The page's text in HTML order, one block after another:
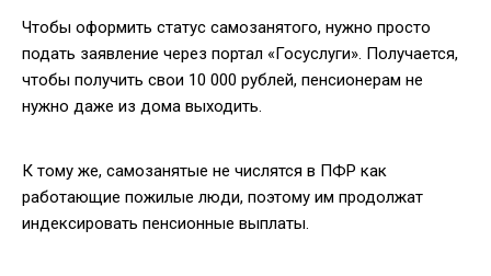
Чтобы оформить статус самозанятого, нужно просто
подать заявление через портал «Госуслуги». Получается,
чтобы получить свои 10 000 рублей, пенсионерам не
нужно даже из дома выходить.
К тому же, самозанятые не числятся в ПФР как
работающие пожилые люди, поэтому им продолжат
индексировать пенсионные выплаты.